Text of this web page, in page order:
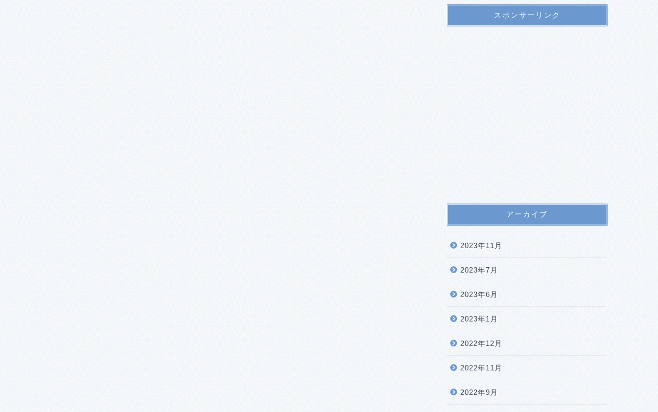
スポンサーリンク
アーカイブ
2023年11月
2023年7月
2023年6月
2023年1月
2022年12月
2022年11月
2022年9月